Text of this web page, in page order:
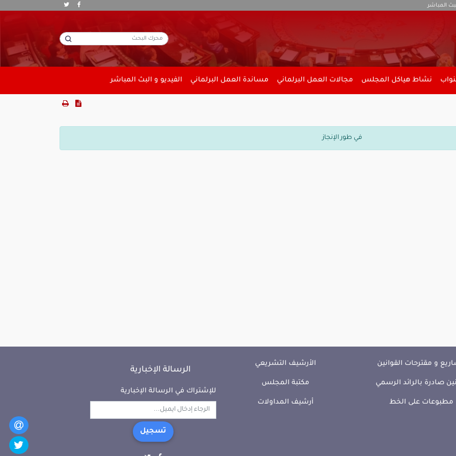
المباشر
نشاط هياكل المجلس مجالات العمل البرلماني مساندة العمل البرلماني الفيديو و البث المباشر
في طور الإنجاز
و مقترحات القوانين
صادرة بالرائد الرسمي
مطبوعات على الخط
الأرشيف التشريعي
مكتبة المجلس
أرشيف المداولات
الرسالة الإخبارية
للإشتراك في الرسالة الإخبارية
تسجيل